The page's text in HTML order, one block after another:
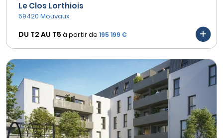
Le Clos Lorthiois
59420 Mouvaux
DU T2 AU T5 à partir de 195 199 €